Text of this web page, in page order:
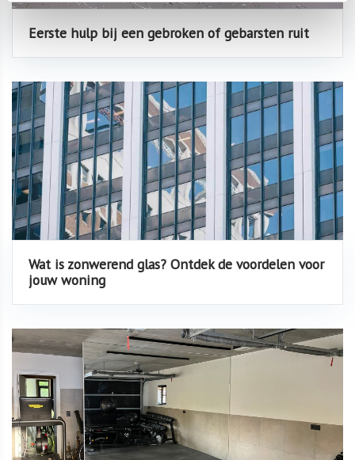
Eerste hulp bij een gebroken of gebarsten ruit
Wat is zonwerend glas? Ontdek de voordelen voor
jouw woning